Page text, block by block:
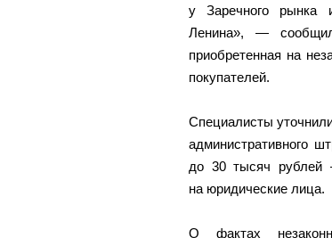
у Заречного рынка
Ленина», —
приобретенная на
покупателей.
Специалисты
административного
до 30 тысяч
на юридические лица.
О фактах